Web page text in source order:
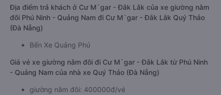
Địa điểm trả khách ở Cư M`gar - Đắk Lắk của xe giường nằm
đôi Phú Ninh - Quảng Nam đi Cư M`gar - Đắk Lắk Quý Thảo
(Đà Nẵng)
Bến Xe Quảng Phú
Giá vé xe giường nằm đôi đi Cư M`gar - Đắk Lắk từ Phú Ninh
- Quảng Nam của nhà xe Quý Thảo (Đà Nẵng)
giường nằm đôi: 400000đ/vé